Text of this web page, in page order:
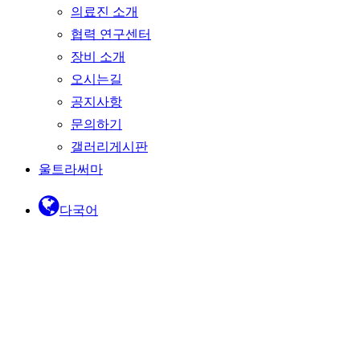
의료진 소개
협력 연구센터
장비 소개
오시는길
공지사항
문의하기
갤러리게시판
울트라써마
다국어